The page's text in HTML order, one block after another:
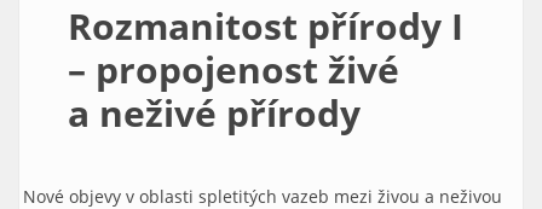
Rozmanitost přírody I
– propojenost živé
a neživé přírody
Nové objevy v oblasti spletitých vazeb mezi živou a neživou